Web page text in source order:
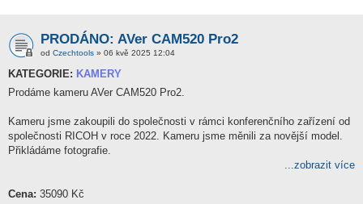
PRODÁNO: AVer CAM520 Pro2
od Czechtools » 06 kvě 2025 12:04
KATEGORIE: KAMERY
Prodáme kameru AVer CAM520 Pro2.
Kameru jsme zakoupili do společnosti v rámci konferenčního zařízení od
společnosti RICOH v roce 2022. Kameru jsme měnili za novější model.
Přikládáme fotografie.
...zobrazit více
Cena: 35090 Kč